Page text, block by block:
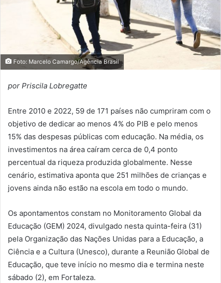
Foto: Marcelo Camargo/Agência Brasil
por Priscila Lobregatte
Entre 2010 e 2022, 59 de 171 países não cumpriram com o
objetivo de dedicar ao menos 4% do PIB e pelo menos
15% das despesas públicas com educação. Na média, os
investimentos na área caíram cerca de 0,4 ponto
percentual da riqueza produzida globalmente. Nesse
cenário, estimativa aponta que 251 milhões de crianças e
jovens ainda não estão na escola em todo o mundo.
Os apontamentos constam no Monitoramento Global da
Educação (GEM) 2024, divulgado nesta quinta-feira (31)
pela Organização das Nações Unidas para a Educação, a
Ciência e a Cultura (Unesco), durante a Reunião Global de
Educação, que teve início no mesmo dia e termina neste
sábado (2), em Fortaleza.